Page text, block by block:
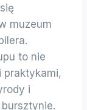
muzeum
to nie
praktykami,
i